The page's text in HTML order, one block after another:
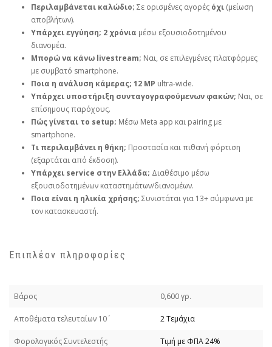
Περιλαμβάνεται καλώδιο; Σε ορισμένες αγορές όχι (μείωση
αποβλήτων).
Υπάρχει εγγύηση; 2 χρόνια μέσω εξουσιοδοτημένου
διανομέα.
Μπορώ να κάνω livestream; Ναι, σε επιλεγμένες πλατφόρμες
με συμβατό smartphone.
Ποια η ανάλυση κάμερας; 12 MP ultra‑wide.
Υπάρχει υποστήριξη συνταγογραφούμενων φακών; Ναι, σε
επίσημους παρόχους.
Πώς γίνεται το setup; Μέσω Meta app και pairing με
smartphone.
Τι περιλαμβάνει η θήκη; Προστασία και πιθανή φόρτιση
(εξαρτάται από έκδοση).
Υπάρχει service στην Ελλάδα; Διαθέσιμο μέσω
εξουσιοδοτημένων καταστημάτων/διανομέων.
Ποια είναι η ηλικία χρήσης; Συνιστάται για 13+ σύμφωνα με
τον κατασκευαστή.
Επιπλέον πληροφορίες
Βάρος 0,600 γρ.
Απoθέματα τελευταίων 10΄ 2 Τεμάχια
Φορολογικός Συντελεστής Τιμή με ΦΠΑ 24%